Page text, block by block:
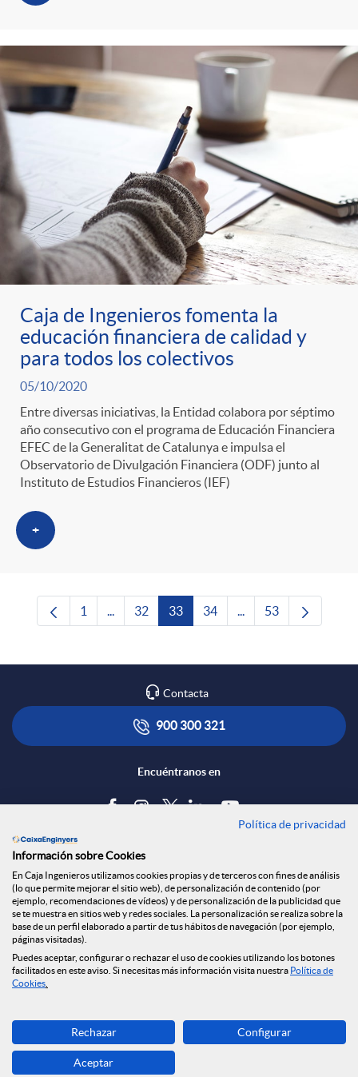
Caja de Ingenieros fomenta la
educación financiera de calidad y
para todos los colectivos
05/10/2020
Entre diversas iniciativas, la Entidad colabora por séptimo
año consecutivo con el programa de Educación Financiera
EFEC de la Generalitat de Catalunya e impulsa el
Observatorio de Divulgación Financiera (ODF) junto al
Instituto de Estudios Financieros (IEF)
+
Página
1 ...Páginas intermedias Use TAB para
Página
32 Página
33 Página
34 ...Páginas intermedias
Página
53
Contacta
900 300 321
Encuéntranos en
Tablón de anuncios
Política de cookies
Aviso legal
Seguridad Online
Privacidad
Canal denuncias
Descarga ahora
Banca MOBILE
© Grupo Caja Ingenieros 2026
Política de privacidad
Información sobre Cookies
En Caja Ingenieros utilizamos cookies propias y de terceros con fines de análisis
(lo que permite mejorar el sitio web), de personalización de contenido (por
ejemplo, recomendaciones de vídeos) y de personalización de la publicidad que
se te muestra en sitios web y redes sociales. La personalización se realiza sobre la
base de un perfil elaborado a partir de tus hábitos de navegación (por ejemplo,
páginas visitadas).
Puedes aceptar, configurar o rechazar el uso de cookies utilizando los botones
facilitados en este aviso. Si necesitas más información visita nuestra Política de
Cookies
Rechazar Configurar
Aceptar